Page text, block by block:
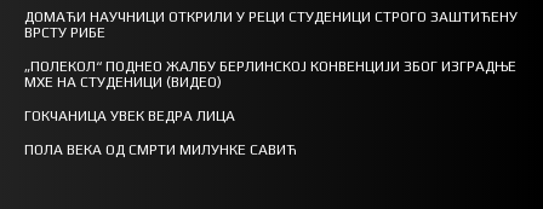
ДОМАЋИ НАУЧНИЦИ ОТКРИЛИ У РЕЦИ СТУДЕНИЦИ СТРОГО ЗАШТИЋЕНУ
ВРСТУ РИБЕ
„ПОЛЕКОЛ“ ПОДНЕО ЖАЛБУ БЕРЛИНСКОЈ КОНВЕНЦИЈИ ЗБОГ ИЗГРАДЊЕ
МХЕ НА СТУДЕНИЦИ (ВИДЕО)
ГОКЧАНИЦА УВЕК ВЕДРА ЛИЦА
ПОЛА ВЕКА ОД СМРТИ МИЛУНКЕ САВИЋ